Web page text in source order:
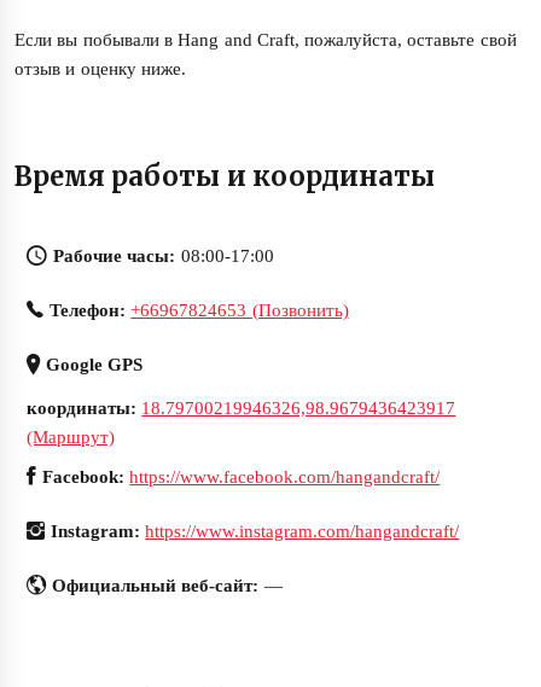
Если вы побывали в Hang and Craft, пожалуйста, оставьте свой
отзыв и оценку ниже.
Время работы и координаты
Рабочие часы: 08:00-17:00
Телефон: +66967824653 (Позвонить)
Google GPS
координаты: 18.79700219946326,98.9679436423917
(Маршрут)
Facebook: https://www.facebook.com/hangandcraft/
Instagram: https://www.instagram.com/hangandcraft/
Официальный веб-сайт: —